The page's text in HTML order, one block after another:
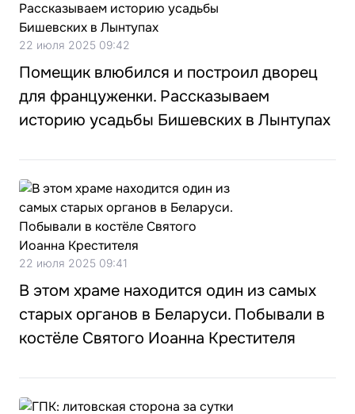
22 июля 2025 09:42
Помещик влюбился и построил дворец
для француженки. Рассказываем
историю усадьбы Бишевских в Лынтупах
22 июля 2025 09:41
В этом храме находится один из самых
старых органов в Беларуси. Побывали в
костёле Святого Иоанна Крестителя